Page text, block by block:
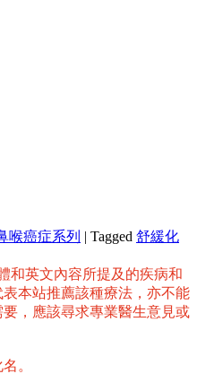
喉癌症系列 | Tagged 舒緩化
和英文內容所提及的疾病和
本站推薦該種療法，亦不能
，應該尋求專業醫生意見或
。